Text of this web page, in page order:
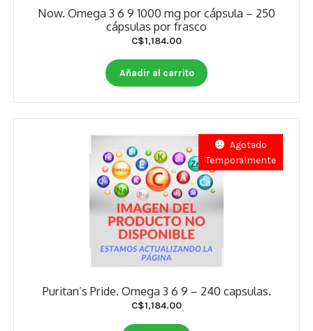
Now. Omega 3 6 9 1000 mg por cápsula – 250
cápsulas por frasco
C$1,184.00
Añadir al carrito
Puritan’s Pride. Omega 3 6 9 – 240 capsulas.
Agotado
Temporalmente
C$1,184.00